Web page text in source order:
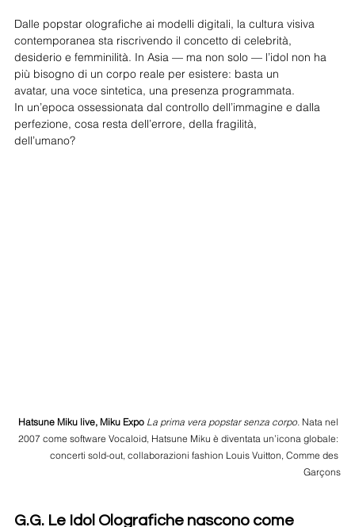
Dalle popstar olografiche ai modelli digitali, la cultura visiva
contemporanea sta riscrivendo il concetto di celebrità,
desiderio e femminilità. In Asia — ma non solo — l’idol non ha
più bisogno di un corpo reale per esistere: basta un
avatar, una voce sintetica, una presenza programmata.
In un’epoca ossessionata dal controllo dell’immagine e dalla
perfezione, cosa resta dell’errore, della fragilità,
dell’umano?
Hatsune Miku live, Miku Expo La prima vera popstar senza corpo. Nata nel
2007 come software Vocaloid, Hatsune Miku è diventata un’icona globale:
concerti sold-out, collaborazioni fashion Louis Vuitton, Comme des
Garçons
G.G. Le Idol Olografiche nascono come